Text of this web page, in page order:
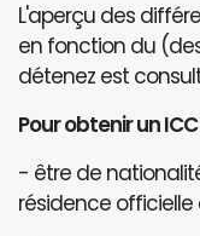
L'aperçu des
en fonction du
détenez est
Pour obtenir un
- être de
résidence officielle